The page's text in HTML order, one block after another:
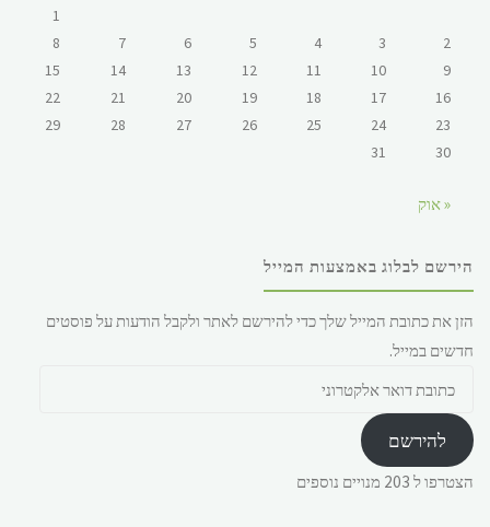
1
2
3
4
5
6
7
8
9
10
11
12
13
14
15
16
17
18
19
20
21
22
23
24
25
26
27
28
29
30
31
« אוק
הירשם לבלוג באמצעות המייל
הזן את כתובת המייל שלך כדי להירשם לאתר ולקבל הודעות על פוסטים
חדשים במייל.
דואר
אלקטרונילהירשם
הצטרפו ל 203 מנויים נוספים